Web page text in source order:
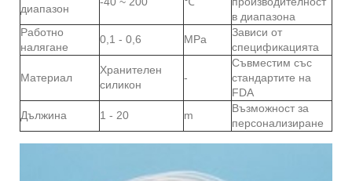
диапазон
в диапазона
Работно
налягане
0,1 - 0,6 MPa
Зависи от
спецификацията
Материал
Хранителен
силикон
-
Съвместим със
стандартите на
FDA
Дължина
1 - 20 m
Възможност за
персонализиране